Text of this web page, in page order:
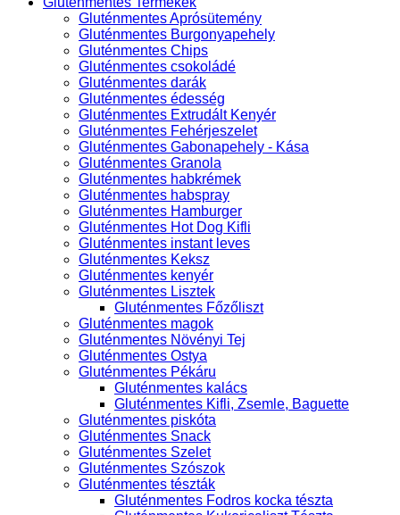
Gluténmentes Aprósütemény
Gluténmentes Burgonyapehely
Gluténmentes Chips
Gluténmentes csokoládé
Gluténmentes darák
Gluténmentes édesség
Gluténmentes Extrudált Kenyér
Gluténmentes Fehérjeszelet
Gluténmentes Gabonapehely - Kása
Gluténmentes Granola
Gluténmentes habkrémek
Gluténmentes habspray
Gluténmentes Hamburger
Gluténmentes Hot Dog Kifli
Gluténmentes instant leves
Gluténmentes Keksz
Gluténmentes kenyér
Gluténmentes Lisztek
Gluténmentes Főzőliszt
Gluténmentes magok
Gluténmentes Növényi Tej
Gluténmentes Ostya
Gluténmentes Pékáru
Gluténmentes kalács
Gluténmentes Kifli, Zsemle, Baguette
Gluténmentes piskóta
Gluténmentes Snack
Gluténmentes Szelet
Gluténmentes Szószok
Gluténmentes tészták
Gluténmentes Fodros kocka tészta